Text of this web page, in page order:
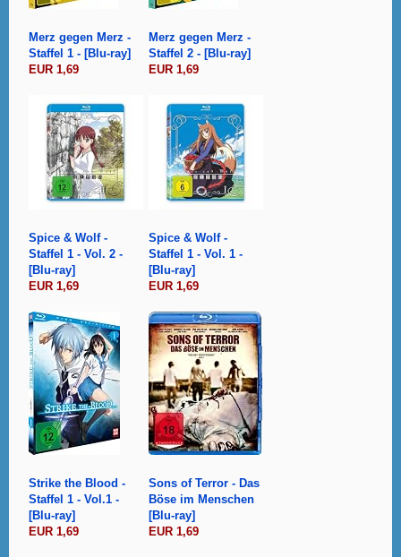
Merz gegen Merz -
Staffel 1 - [Blu-ray]
EUR 1,69
Merz gegen Merz -
Staffel 2 - [Blu-ray]
EUR 1,69
Spice & Wolf -
Staffel 1 - Vol. 2 -
[Blu-ray]
EUR 1,69
Spice & Wolf -
Staffel 1 - Vol. 1 -
[Blu-ray]
EUR 1,69
Strike the Blood -
Staffel 1 - Vol.1 -
[Blu-ray]
EUR 1,69
Sons of Terror - Das
Böse im Menschen
[Blu-ray]
EUR 1,69